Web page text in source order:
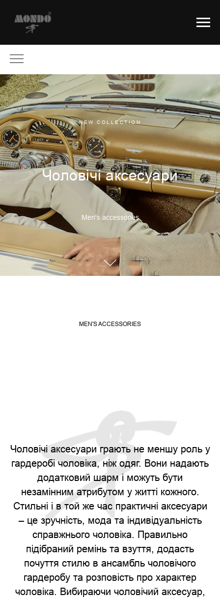
NEW COLLECTION
Чоловічі аксесуари
Men's accessories
MEN'S ACCESSORIES
Чоловічі аксесуари грають не меншу роль у
гардеробі чоловіка, ніж одяг. Вони надають
додатковий шарм і можуть бути
незамінним атрибутом у житті кожного.
Стильні і в той же час практичні аксесуари
– це зручність, мода та індивідуальність
справжнього чоловіка. Правильно
підібраний ремінь та взуття, додасть
почуття стилю в ансамбль чоловічого
гардеробу та розповість про характер
чоловіка. Вибираючи чоловічий аксесуар,